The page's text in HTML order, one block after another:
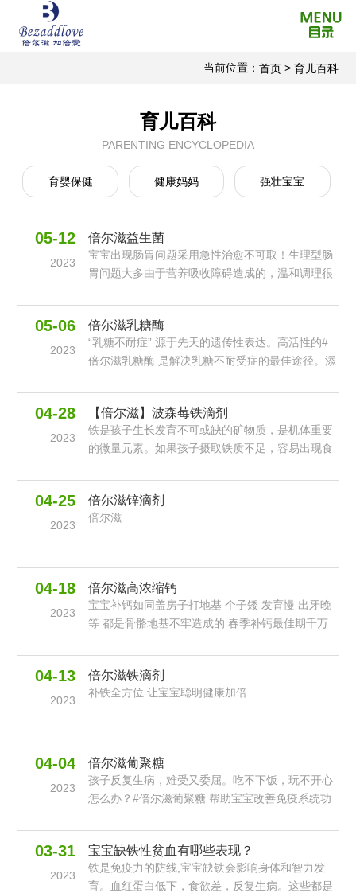
当前位置： 首页> 育儿百科
育儿百科
PARENTING ENCYCLOPEDIA
育婴保健 健康妈妈 强壮宝宝
05-12
2023
倍尔滋益生菌
宝宝出现肠胃问题采用急性治愈不可取！生理型肠
胃问题大多由于营养吸收障碍造成的，温和调理很
宝宝才能从根源改变肠胃抵御力.
05-06
2023
倍尔滋乳糖酶
“乳糖不耐症” 源于先天的遗传性表达。高活性的#
倍尔滋乳糖酶 是解决乳糖不耐受症的最佳途径。添
症者对乳制品的消化能力。让每个人拥有牛奶的梦
想成真，让每一个祖国的花朵都身体棒棒嗒
04-28
2023
【倍尔滋】波森莓铁滴剂
铁是孩子生长发育不可或缺的矿物质，是机体重要
的微量元素。如果孩子摄取铁质不足，容易出现食
铁性贫血，影响身体和脑部发育，不利于智力发
展。
04-25
2023
倍尔滋锌滴剂
倍尔滋
04-18
2023
倍尔滋高浓缩钙
宝宝补钙如同盖房子打地基 个子矮 发育慢 出牙晚
等 都是骨骼地基不牢造成的 春季补钙最佳期千万
04-13
2023
倍尔滋铁滴剂
补铁全方位 让宝宝聪明健康加倍
04-04
2023
倍尔滋葡聚糖
孩子反复生病，难受又委屈。吃不下饭，玩不开心
怎么办？#倍尔滋葡聚糖 帮助宝宝改善免疫系统功
03-31
2023
宝宝缺铁性贫血有哪些表现？
铁是免疫力的防线,宝宝缺铁会影响身体和智力发
育。血红蛋白低下，食欲差，反复生病。这些都是